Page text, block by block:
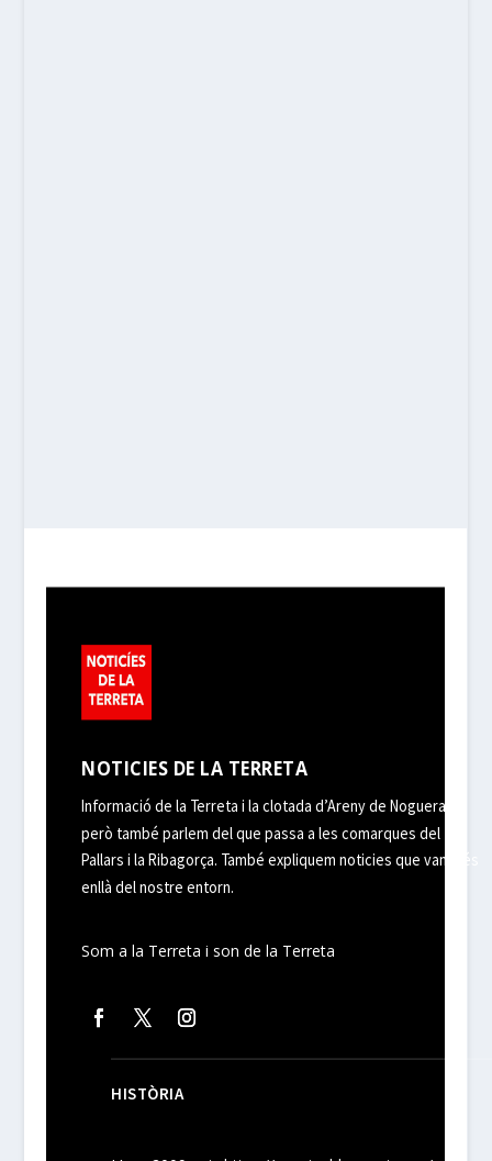
NOTICIES DE LA TERRETA
Informació de la Terreta i la clotada d’Areny de Noguera,
però també parlem del que passa a les comarques del
Pallars i la Ribagorça. També expliquem noticies que van més
enllà del nostre entorn.
Som a la Terreta i son de la Terreta
HISTÒRIA